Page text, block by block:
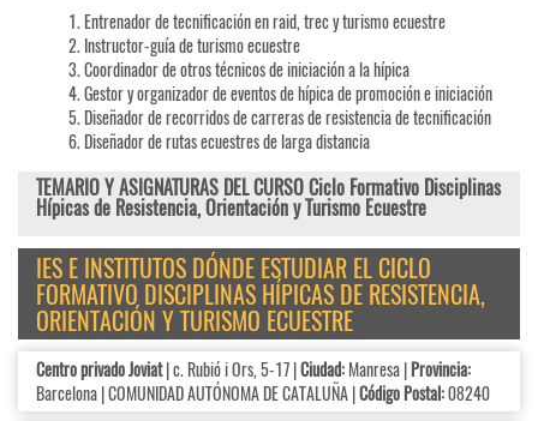
Entrenador de tecnificación en raid, trec y turismo ecuestre
Instructor-guía de turismo ecuestre
Coordinador de otros técnicos de iniciación a la hípica
Gestor y organizador de eventos de hípica de promoción e iniciación
Diseñador de recorridos de carreras de resistencia de tecnificación
Diseñador de rutas ecuestres de larga distancia
TEMARIO Y ASIGNATURAS DEL CURSO Ciclo Formativo Disciplinas
Hípicas de Resistencia, Orientación y Turismo Ecuestre
IES E INSTITUTOS DÓNDE ESTUDIAR EL CICLO
FORMATIVO DISCIPLINAS HÍPICAS DE RESISTENCIA,
ORIENTACIÓN Y TURISMO ECUESTRE
Centro privado Joviat| c. Rubió i Ors, 5-17 |Ciudad:Manresa |Provincia:
Barcelona | COMUNIDAD AUTÓNOMA DE CATALUÑA |Código Postal:08240